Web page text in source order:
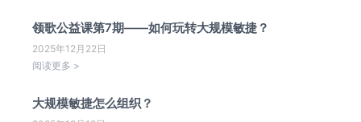
领歌公益课第7期——如何玩转大规模敏捷？
2025年12月22日
阅读更多 >
大规模敏捷怎么组织？